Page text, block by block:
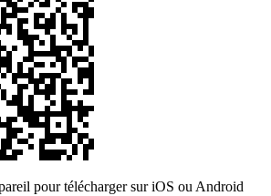
pour télécharger sur iOS ou Android